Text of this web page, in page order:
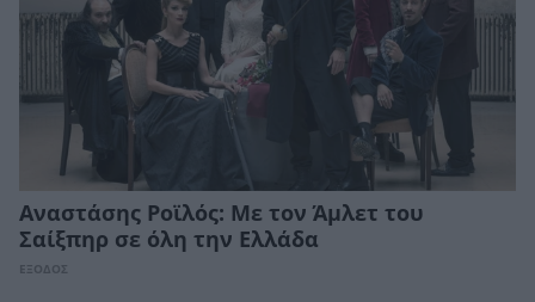
Αναστάσης Ροϊλός: Με τον Άμλετ του
Σαίξπηρ σε όλη την Ελλάδα
ΕΞΟΔΟΣ